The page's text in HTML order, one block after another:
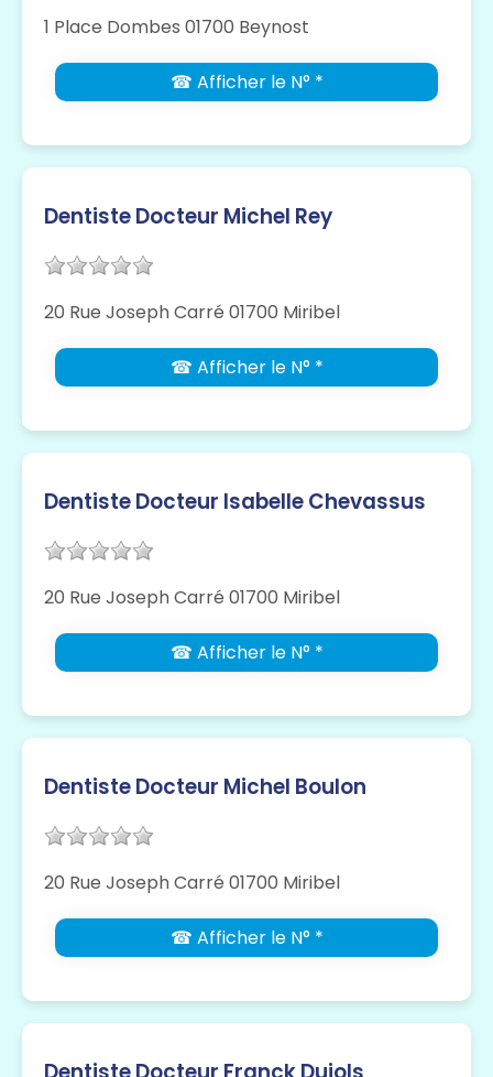
1 Place Dombes 01700 Beynost
☎ Afficher le N° *
Dentiste Docteur Michel Rey
20 Rue Joseph Carré 01700 Miribel
☎ Afficher le N° *
Dentiste Docteur Isabelle Chevassus
20 Rue Joseph Carré 01700 Miribel
☎ Afficher le N° *
Dentiste Docteur Michel Boulon
20 Rue Joseph Carré 01700 Miribel
☎ Afficher le N° *